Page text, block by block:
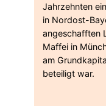
Jahrzehnten
in Nordost-
angeschafften
Maffei in
am
beteiligt war.